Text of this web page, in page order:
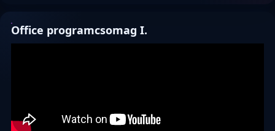
Office programcsomag I.